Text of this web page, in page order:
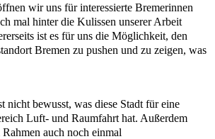
wir uns für interessierte Bremerinnen
mal hinter die Kulissen unserer Arbeit
ist es für uns die Möglichkeit, den
Bremen zu pushen und zu zeigen, was
nicht bewusst, was diese Stadt für eine
Luft- und Raumfahrt hat. Außerdem
auch noch einmal